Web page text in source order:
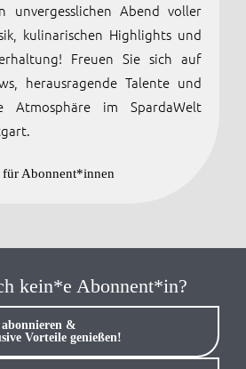
unvergesslichen Abend voller
kulinarischen Highlights und
Freuen Sie sich auf
herausragende Talente und
Atmosphäre im SpardaWelt
für Abonnent*innen
kein*e Abonnent*in?
&
Vorteile genießen!